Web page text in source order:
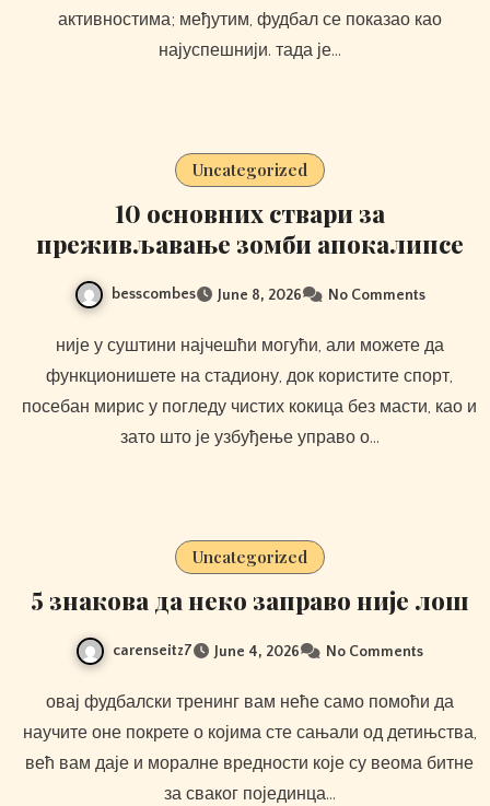
активностима; међутим, фудбал се показао као
најуспешнији. тада је…
Uncategorized
10 основних ствари за
преживљавање зомби апокалипсе
besscombes June 8, 2026 No Comments
није у суштини најчешћи могући, али можете да
функционишете на стадиону, док користите спорт,
посебан мирис у погледу чистих кокица без масти, као и
зато што је узбуђење управо о…
Uncategorized
5 знакова да неко заправо није лош
carenseitz7 June 4, 2026 No Comments
овај фудбалски тренинг вам неће само помоћи да
научите оне покрете о којима сте сањали од детињства,
већ вам даје и моралне вредности које су веома битне
за сваког појединца…